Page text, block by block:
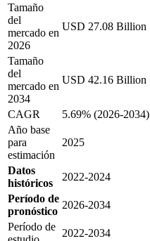
Tamaño
del
mercado en
2026
USD 27.08 Billion
Tamaño
del
mercado en
2034
USD 42.16 Billion
CAGR
5.69% (2026-2034)
Año base
para
estimación
2025
Datos
históricos
2022-2024
Período de
pronóstico
2026-2034
Período de
2022-2034